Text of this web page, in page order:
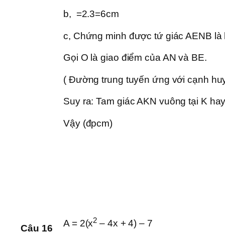
b, =2.3=6cm
c, Chứng minh được tứ giác AENB
Gọi O là giao điểm của AN và BE.
( Đường trung tuyến ứng với cạnh
Suy ra: Tam giác AKN vuông tại K
Vậy (đpcm)
Câu 16 A = 2(x2 – 4x + 4) – 7